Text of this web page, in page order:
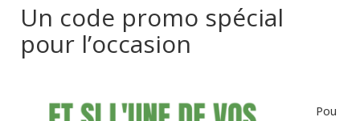
Un code promo spécial
pour l’occasion
Pou